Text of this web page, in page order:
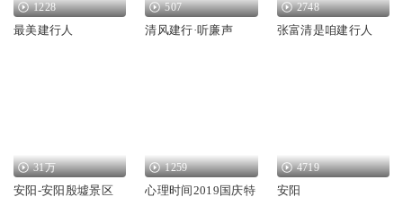
1228
最美建行人
507
清风建行·听廉声
2748
张富清是咱建行人
31万
安阳-安阳殷墟景区
1259
心理时间2019国庆特
4719
安阳